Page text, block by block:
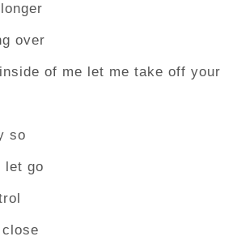
over
of me let me take off your
so
let go